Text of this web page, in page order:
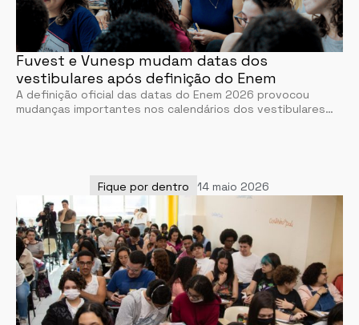
Fuvest e Vunesp mudam datas dos
vestibulares após definição do Enem
A definição oficial das datas do Enem 2026 provocou
mudanças importantes nos calendários dos vestibulares…
Fique por dentro 14 maio 2026